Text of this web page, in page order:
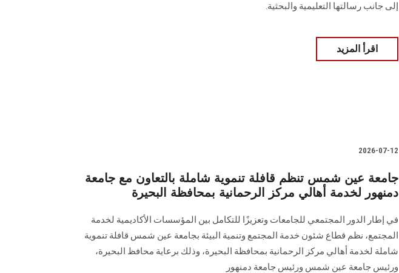
إلى جانب رسالتها التعليمية والبحثية.
اقرأ المزيد
2026-07-12
جامعة عين شمس تنظم قافلة تنموية شاملة بالتعاون مع جامعة
دمنهور لخدمة أهالي مركز الرحمانية بمحافظة البحيرة
في إطار الدور المجتمعي للجامعات وتعزيزًا للتكامل بين المؤسسات الأكاديمية لخدمة
المجتمع، نظم قطاع شئون خدمة المجتمع وتنمية البيئة بجامعة عين شمس قافلة تنموية
شاملة لخدمة أهالي مركز الرحمانية بمحافظة البحيرة، وذلك برعاية محافظ البحيرة،
ورئيس جامعة عين شمس ورئيس جامعة دمنهور